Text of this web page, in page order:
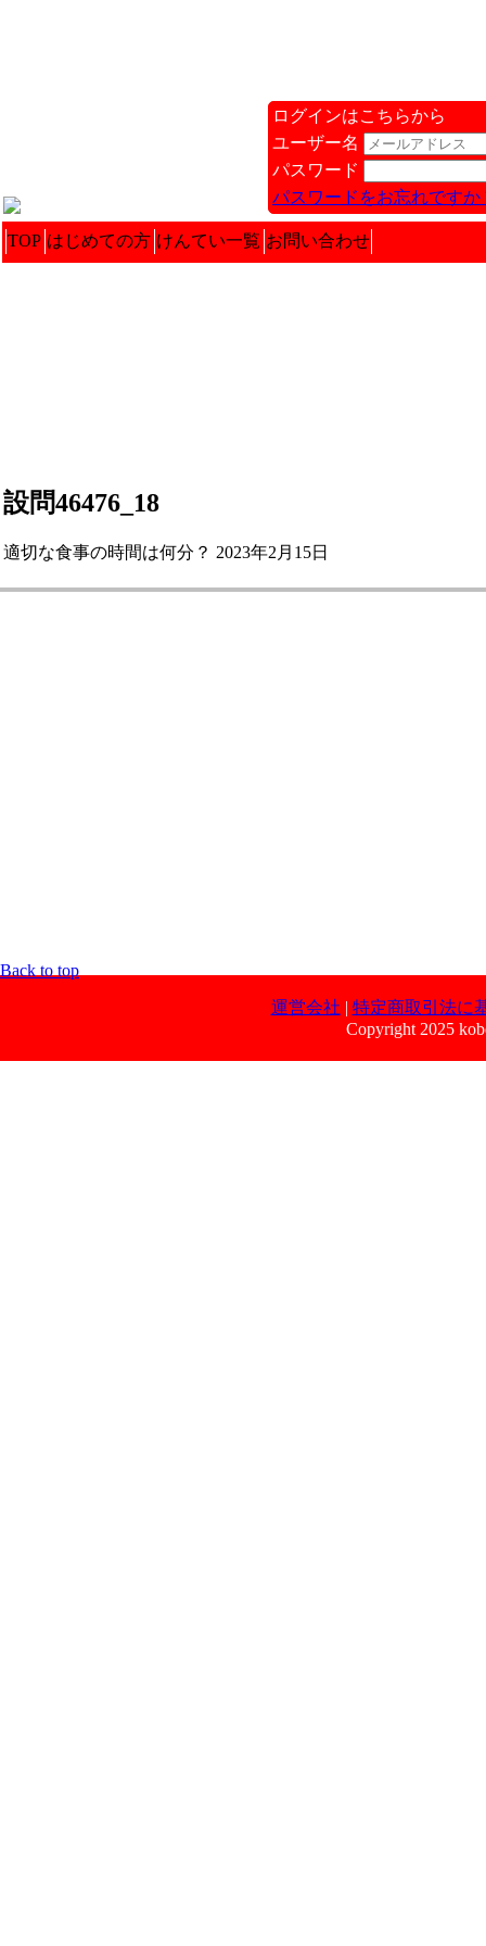
ログインはこちらから
ユーザー名
パスワード
パスワードをお忘れですか
TOP はじめての方 けんてい一覧 お問い合わせ
設問46476_18
適切な食事の時間は何分？ 2023年2月15日
Back to top
運営会社 | 特定商取引法に
Copyright 2025